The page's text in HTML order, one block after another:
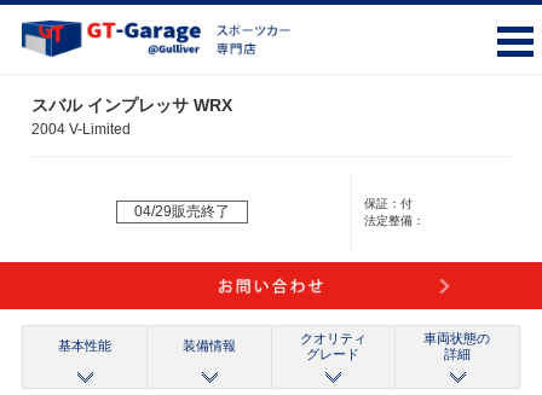
スバル インプレッサ WRX
2004 V-Limited
04/29販売終了 保証：付
法定整備：
基本性能 装備情報
クオリティ
グレード
車両状態の
詳細